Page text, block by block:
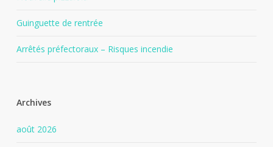
Guinguette de rentrée
Arrêtés préfectoraux – Risques incendie
Archives
août 2026